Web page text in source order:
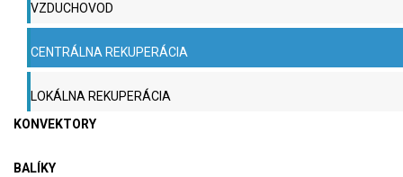
VZDUCHOVOD
CENTRÁLNA REKUPERÁCIA
LOKÁLNA REKUPERÁCIA
KONVEKTORY
BALÍKY